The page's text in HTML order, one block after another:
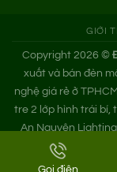
Gọi điện
GIỚI
Copyright 2026 ©
xuất và bán đèn
nghệ giá rẻ ở
tre 2 lớp hình trái bí,
An Nguyên
tre. Nếu bạn cần
đan giá